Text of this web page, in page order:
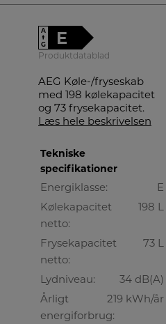
A
↑
G
E
Produktdatablad
AEG Køle-/fryseskab
med 198 kølekapacitet
og 73 frysekapacitet.
Læs hele beskrivelsen
Tekniske
specifikationer
Energiklasse:
E
Kølekapacitet
netto:
198 L
Frysekapacitet
netto:
73 L
Lydniveau:
34 dB(A)
Årligt
energiforbrug:
219 kWh/år